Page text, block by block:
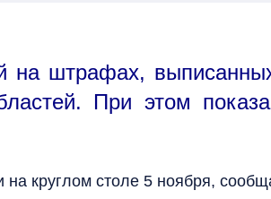
на штрафах,
При этом
на круглом столе 5 ноября,